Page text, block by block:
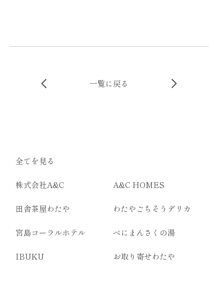
一覧に戻る
全てを見る
株式会社A&C A&C HOMES
田舎茶屋わたや わたやごちそうデリカ
宮島コーラルホテル べにまんさくの湯
IBUKU お取り寄せわたや